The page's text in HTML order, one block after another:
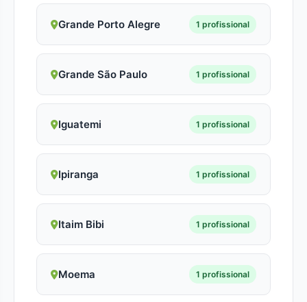
Grande Porto Alegre 1 profissional
Grande São Paulo 1 profissional
Iguatemi 1 profissional
Ipiranga 1 profissional
Itaim Bibi 1 profissional
Moema 1 profissional